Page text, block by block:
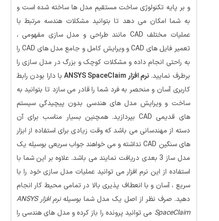
و بر پایه تکنولوژی ساخت مستقیم مدل ها ساخته شده است و
به شما امکان می دهد تا بتوانید مشکلات هندسه مرتبط با
عملیات مختلف CAD مانند طراحی و مدل سازی مفهومی ،
تعمیر فایل های CAD و ویرایش کامل و جامع مدل های CAD را
به راحتی انجام داده و مشکلات کوچک و بزرگ در مدل سازی را
برطرف نمایید. نرم افزار ANSYS SpaceClaim
با دارا بودن رابط
کاربری آسان و منحصر به فرد شما را قادر می سازد تا بتوانید به
ساخت و ویرایش مدل های هندسی بدون پیچیدگی سیستم
های قدیمی CAD بپردازید. همچنین بسیار مناسب برای آن
دسته از مهندسانی می باشد که وقت زیادی برای استفاده از ابزار
های سنگین CAD نداشته و می خواهند جواب سریعی بوسیله یک
مدل ساز 3 بعدی دریافت نمایند می باشد. علاوه بر این شما با
استفاده از این نرم افزار می توانید عملیات مدل سازی خود را با
سریع ، آسان و با انعطاف پذیری بالا در تمامی محیط کار انجام
دهید. صرف نظر از اصل یک مدل شما بوسیله
نرم افزار ANSYS
SpaceClaim می توانید پرونده را باز کرده و مدل های هندسی را